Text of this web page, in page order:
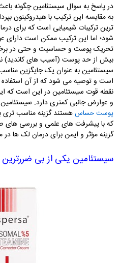
در پاسخ به سوال سیستئامین چگونه
به مقایسه این ترکیب با هیدروکینون
ترین ترکیبات شیمیایی است که برای
شود؛ اما این ترکیب ممکن است دارای
تحریک پوست و حساسیت و حتی در برخی
بیش از حد پوست (آسیب‌ های کاندید)
سیستئامین به عنوان یک جایگزین
است و توصیه می شود که از آن
نقطه قوت سیستئامین در این است که
و عوارض جانبی کمتری دارد.
پوست حساسهستند گزینه‌ مناسب
که با پیشرفت ‌های علمی و بررسی‌ های
گزینه مؤثر و ایمن برای درمان لک‌ ها
سیستئامین یکی از بی‌